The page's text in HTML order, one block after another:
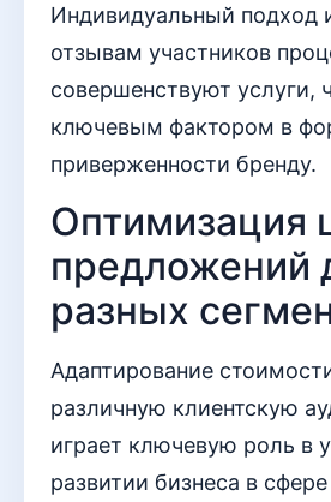
Индивидуальный подход
отзывам участников
совершенствуют услуги,
ключевым фактором в
приверженности бренду.
Оптимизация
предложений
разных
Адаптирование
различную клиентскую
играет ключевую роль в
развитии бизнеса в